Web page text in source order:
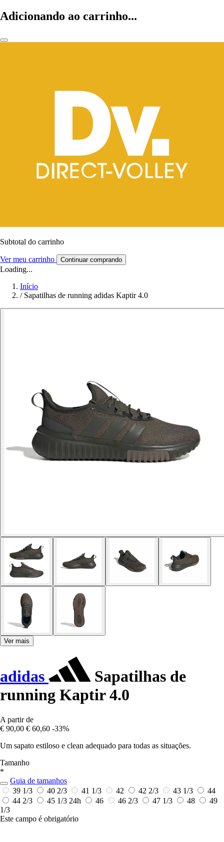
Adicionando ao carrinho...
Subtotal do carrinho
Ver meu carrinho Continuar comprando
Loading...
Início
/ Sapatilhas de running adidas Kaptir 4.0
Ver mais
adidas
Sapatilhas de
running Kaptir 4.0
A partir de
€ 90,00 € 60,60 -33%
Um sapato estiloso e clean adequado para todas as situações.
Tamanho
*
Guia de tamanhos
39 1/3
40 2/3 41 1/3 42 42 2/3 43 1/3
44
44 2/3
45 1/3 24h 46 46 2/3 47 1/3 48
49
1/3
Este campo é obrigatório